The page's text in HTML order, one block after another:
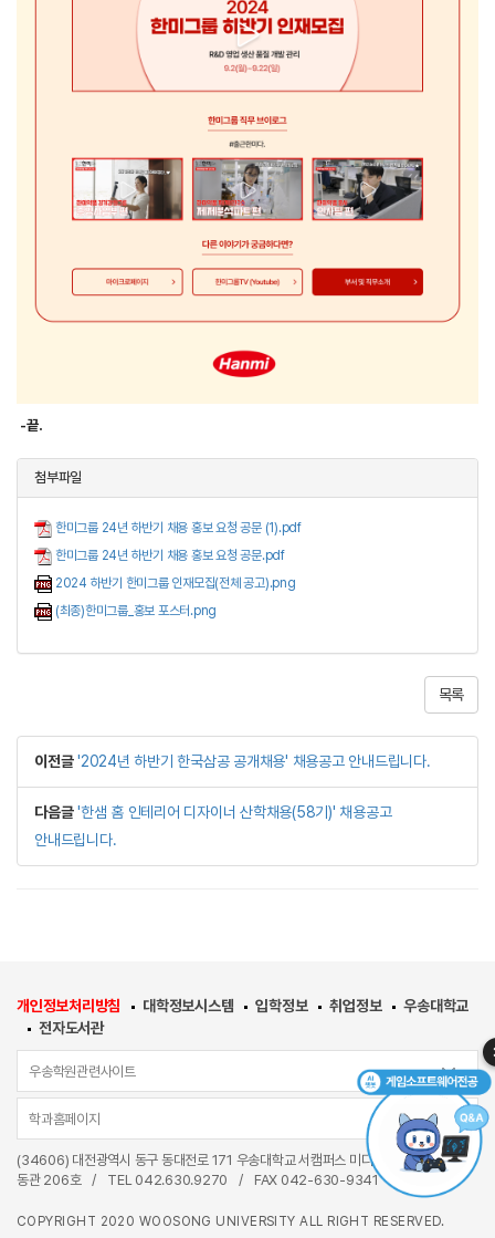
-끝.
첨부파일
한미그룹 24년 하반기 채용 홍보 요청 공문 (1).pdf
한미그룹 24년 하반기 채용 홍보 요청 공문.pdf
2024 하반기 한미그룹 인재모집(전체 공고).png
(최종)한미그룹_홍보 포스터.png
목록
이전글 '2024년 하반기 한국삼공 공개채용' 채용공고 안내드립니다.
다음글 '한샘 홈 인테리어 디자이너 산학채용(58기)' 채용공고
안내드립니다.
개인정보처리방침 대학정보시스템 입학정보 취업정보
우송대학교
전자도서관
우송학원관련사이트
학과홈페이지
(34606) 대전광역시 동구 동대전로 171 우송대학교 서캠퍼스 미디어융합관(W17)
동관 206호
/ TEL 042.630.9270 / FAX 042-630-9341
COPYRIGHT 2020 WOOSONG UNIVERSITY ALL RIGHT RESERVED.